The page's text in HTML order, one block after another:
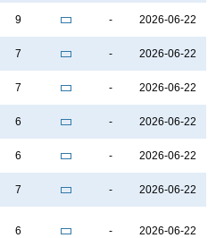
9 - 2026-06-22
7 - 2026-06-22
7 - 2026-06-22
6 - 2026-06-22
6 - 2026-06-22
7 - 2026-06-22
6 - 2026-06-22